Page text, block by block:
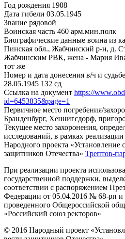
Год рождения 1908
Дата гибели 03.05.1945
Звание рядовой
Воинская часть 460 арм.мин.полк
Биографические данные воина из
Пинская обл., Жабчинский р-н, д.
Жабчинским РВК, жена - Мария
тот же
Номер и дата донесения в/ч и
28.05.1945 132 сд
Ссылка на документ https://
id=6453835&page=1
Первичное место погребения/
Бранденбург, Хеннигсдорф,
Текущее место захоронения,
исследований, в рамках реализации
Народного проекта «Установление
защитников Отечества» Трептов-
При реализации проекта
государственной поддержки,
соответствии с распоряжением
Федерации от 05.04.2016 № 68-рп и
проведенного Общероссийской
«Российский союз ректоров»
© 2016 Народный проект